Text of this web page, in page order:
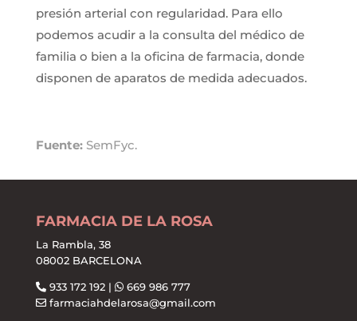
presión arterial con regularidad. Para ello
podemos acudir a la consulta del médico de
familia o bien a la oficina de farmacia, donde
disponen de aparatos de medida adecuados.
Fuente:SemFyc.
FARMACIA DE LA ROSA
La Rambla, 38
08002 BARCELONA
933 172 192 |
669 986 777
farmaciahdelarosa@gmail.com